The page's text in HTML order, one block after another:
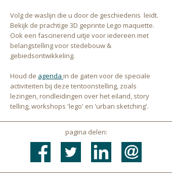
Volg de waslijn die u door de geschiedenis leidt.
Bekijk de prachtige 3D geprinte Lego maquette.
Ook een fascinerend uitje voor iedereen met
belangstelling voor stedebouw &
gebiedsontwikkeling.
Houd de agenda in de gaten voor de speciale
activiteiten bij deze tentoonstelling, zoals
lezingen, rondleidingen over het eiland, story
telling, workshops 'lego' en 'urban sketching'.
pagina delen: